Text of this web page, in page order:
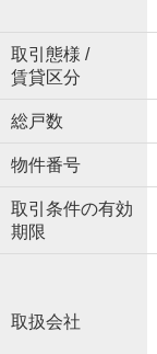
取引態様 /
賃貸区分
総戸数
物件番号
取引条件の有効
期限
取扱会社